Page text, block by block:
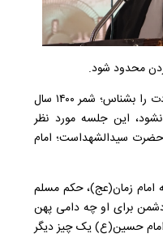
محدود شود.
امام جمعه بافق با اشاره به کلام شهید مطهری تأکید کرد: شهید مطهری فرمود: شمر زمان خودت را بشناس؛ شمر ۱۴۰۰ سال
این جلسه مورد نظر
سیدالشهداست؛ امام
امام زمان(عج)، حکم مسلم‌
برای او چه دامی پهن
حسین(ع) یک چیز دیگر